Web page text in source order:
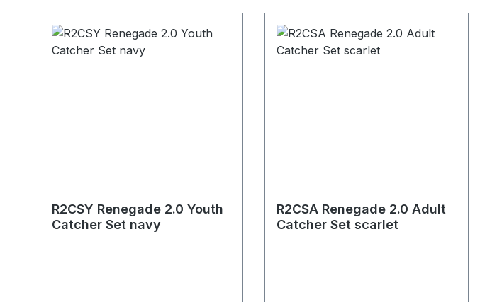
R2CSY Renegade 2.0 Youth
Catcher Set navy
R2CSA Renegade 2.0 Adult
Catcher Set scarlet